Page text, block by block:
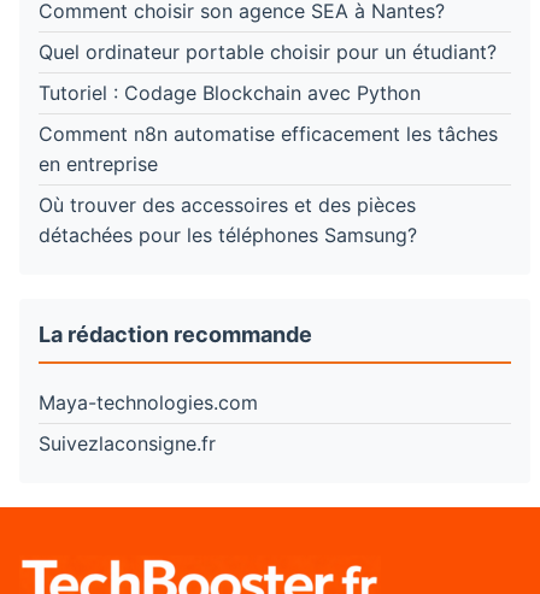
Comment choisir son agence SEA à Nantes?
Quel ordinateur portable choisir pour un étudiant?
Tutoriel : Codage Blockchain avec Python
Comment n8n automatise efficacement les tâches
en entreprise
Où trouver des accessoires et des pièces
détachées pour les téléphones Samsung?
La rédaction recommande
Maya-technologies.com
Suivezlaconsigne.fr